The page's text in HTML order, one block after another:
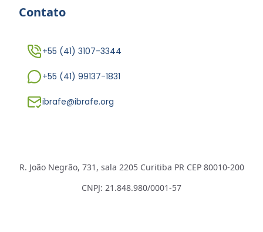
Contato
+55 (41) 3107-3344
+55 (41) 99137-1831
ibrafe@ibrafe.org
R. João Negrão, 731, sala 2205 Curitiba PR CEP 80010-200
CNPJ: 21.848.980/0001-57